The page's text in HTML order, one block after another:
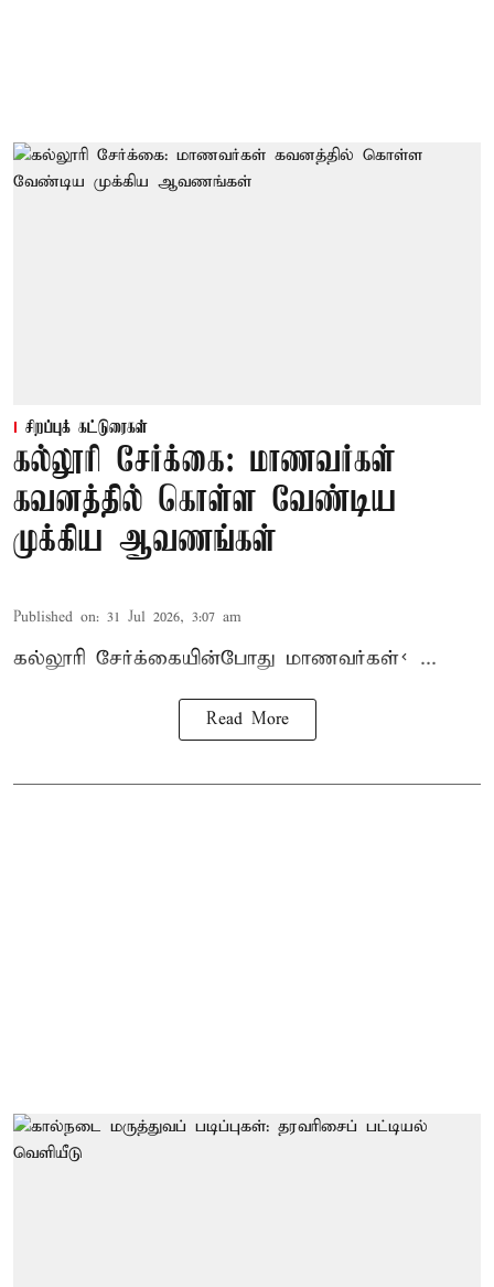
சிறப்புக் கட்டுரைகள்
கல்லூரி சேர்க்கை: மாணவர்கள்
கவனத்தில் கொள்ள வேண்டிய
முக்கிய ஆவணங்கள்
Published on: 31 Jul 2026, 3:07 am
கல்லூரி சேர்க்கையின்போது மாணவர்கள்< ...
Read More